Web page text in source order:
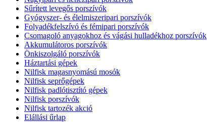
Sűrített levegős porszívók
Gyógyszer- és élelmiszeripari porszívók
Folyadékfelszívó és fémipari porszívók
Csomagoló anyagokhoz és vágási hulladékhoz porszívók
Akkumulátoros porszívók
Önkiszolgáló porszívók
Háztartási gépek
Nilfisk magasnyomású mosók
Nilfisk seprőgépek
Nilfisk padlótisztító gépek
Nilfisk porszívók
Nilfisk tartozék akció
Elállási űrlap